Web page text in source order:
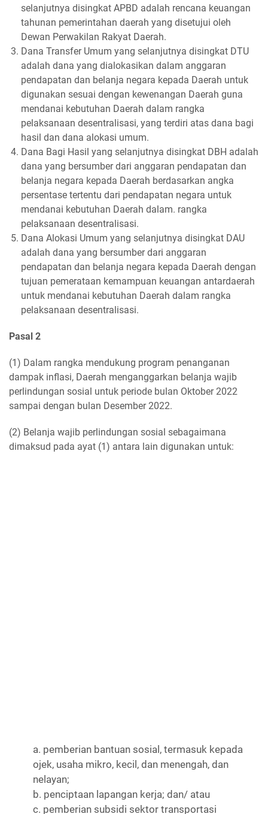
selanjutnya disingkat APBD adalah rencana keuangan
tahunan pemerintahan daerah yang disetujui oleh
Dewan Perwakilan Rakyat Daerah.
Dana Transfer Umum yang selanjutnya disingkat DTU
adalah dana yang dialokasikan dalam anggaran
pendapatan dan belanja negara kepada Daerah untuk
digunakan sesuai dengan kewenangan Daerah guna
mendanai kebutuhan Daerah dalam rangka
pelaksanaan desentralisasi, yang terdiri atas dana bagi
hasil dan dana alokasi umum.
Dana Bagi Hasil yang selanjutnya disingkat DBH adalah
dana yang bersumber dari anggaran pendapatan dan
belanja negara kepada Daerah berdasarkan angka
persentase tertentu dari pendapatan negara untuk
mendanai kebutuhan Daerah dalam. rangka
pelaksanaan desentralisasi.
Dana Alokasi Umum yang selanjutnya disingkat DAU
adalah dana yang bersumber dari anggaran
pendapatan dan belanja negara kepada Daerah dengan
tujuan pemerataan kemampuan keuangan antardaerah
untuk mendanai kebutuhan Daerah dalam rangka
pelaksanaan desentralisasi.
Pasal 2
(1) Dalam rangka mendukung program penanganan
dampak inflasi, Daerah menganggarkan belanja wajib
perlindungan sosial untuk periode bulan Oktober 2022
sampai dengan bulan Desember 2022.
(2) Belanja wajib perlindungan sosial sebagaimana
dimaksud pada ayat (1) antara lain digunakan untuk:
a. pemberian bantuan sosial, termasuk kepada
ojek, usaha mikro, kecil, dan menengah, dan
nelayan;
b. penciptaan lapangan kerja; dan/ atau
c. pemberian subsidi sektor transportasi